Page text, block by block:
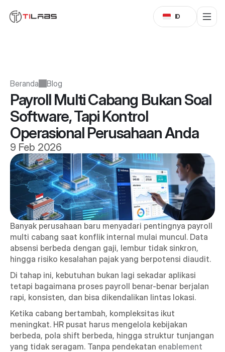
Beranda Blog
Payroll Multi Cabang Bukan Soal
Software, Tapi Kontrol
Operasional Perusahaan Anda
9 Feb 2026
Banyak perusahaan baru menyadari pentingnya payroll
multi cabang saat konflik internal mulai muncul. Data
absensi berbeda dengan gaji, lembur tidak sinkron,
hingga risiko kesalahan pajak yang berpotensi diaudit.
Di tahap ini, kebutuhan bukan lagi sekadar aplikasi
tetapi bagaimana proses payroll benar-benar berjalan
rapi, konsisten, dan bisa dikendalikan lintas lokasi.
Ketika cabang bertambah, kompleksitas ikut
meningkat. HR pusat harus mengelola kebijakan
berbeda, pola shift berbeda, hingga struktur tunjangan
yang tidak seragam. Tanpa pendekatan enablement
Select Language
ID